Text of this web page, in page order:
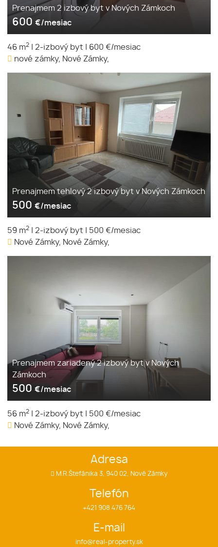
Prenajmem 2 izbový byt v Nových Zámkoch
600 €/mesiac
46 m2 2-izbový byt
600 €/mesiac
nové zámky, Nové Zámky,
Prenajmem tehlový 2 izbový byt v Nových Zámkoch
500 €/mesiac
59 m2 2-izbový byt
500 €/mesiac
Nové Zámky, Nové Zámky,
Prenajmem zariadený 2 izbový byt v Nových
Zámkoch
500 €/mesiac
56 m2 2-izbový byt
500 €/mesiac
Nové Zámky, Nové Zámky,
Adresa
M.R.Štefánika 3, 940 02, Nové Zámky
Telefón
+421 908 476 764
E-mail
info@real-property.sk